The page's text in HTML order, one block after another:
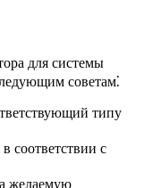
для системы
советам⁚
типу
соответствии с
желаемую